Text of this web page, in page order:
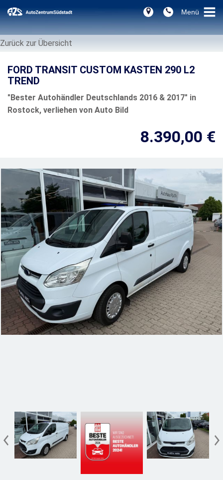
Zurück zur Übersicht
FORD TRANSIT CUSTOM KASTEN 290 L2
TREND
"Bester Autohändler Deutschlands 2016 & 2017" in
Rostock, verliehen von Auto Bild
8.390,00 €